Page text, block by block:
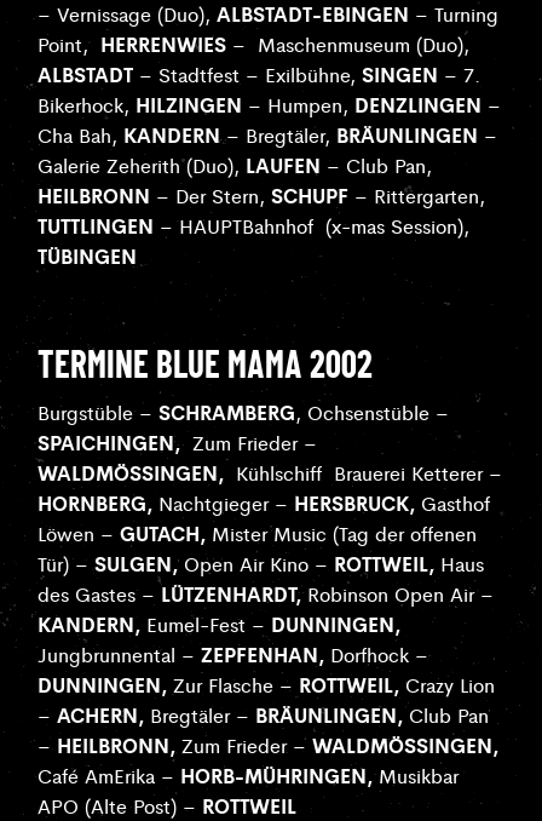
– Vernissage (Duo),ALBSTADT-EBINGEN – Turning
Point, HERRENWIES – Maschenmuseum (Duo),
ALBSTADT – Stadtfest – Exilbühne,SINGEN – 7.
Bikerhock, HILZINGEN – Humpen, DENZLINGEN –
Cha Bah, KANDERN– Bregtäler, BRÄUNLINGEN –
Galerie Zeherith (Duo), LAUFEN – Club Pan,
HEILBRONN – Der Stern,SCHUPF – Rittergarten,
TUTTLINGEN – HAUPTBahnhof (x-mas Session),
TÜBINGEN
TERMINE BLUE MAMA 2002
Burgstüble –SCHRAMBERG, Ochsenstüble –
SPAICHINGEN, Zum Frieder –
WALDMÖSSINGEN, Kühlschiff Brauerei Ketterer –
HORNBERG, Nachtgieger – HERSBRUCK, Gasthof
Löwen –GUTACH, Mister Music (Tag der offenen
Tür) –SULGEN, Open Air Kino – ROTTWEIL, Haus
des Gastes –LÜTZENHARDT,Robinson Open Air –
KANDERN, Eumel-Fest – DUNNINGEN,
Jungbrunnental –ZEPFENHAN, Dorfhock –
DUNNINGEN, Zur Flasche – ROTTWEIL, Crazy Lion
–ACHERN, Bregtäler – BRÄUNLINGEN,Club Pan
– HEILBRONN,Zum Frieder –WALDMÖSSINGEN,
Café AmErika – HORB-MÜHRINGEN,Musikbar
APO (Alte Post) – ROTTWEIL